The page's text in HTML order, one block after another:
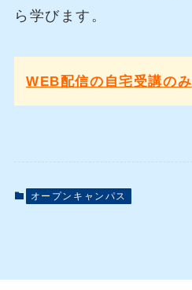
ら学びます。
WEB配信の自宅受講のみ
オープンキャンパス